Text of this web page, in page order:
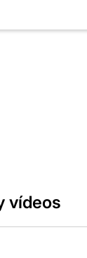
vídeos